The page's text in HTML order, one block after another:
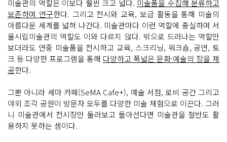
미술관의 역할은 이보다 훨씬 크고 넓다. 미술품을 수집해 분류하고
보존하며 연구한다. 그리고 전시와 교육, 보급 활동을 통해 미술의
아름다운 세계를 넓혀 나간다. 미술관마다 이런 역할에 충실하며 서
울시립미술관의 역할도 이와 다르지 않다. 밖으로 드러나는 역할만
보더라도 연중 미술품을 전시하고 교육, 스크리닝, 워크숍, 공연, 토
크 등 다양한 프로그램을 통해 다양하고 폭넓은 문화·예술의 장을 제
공한다.
그뿐 아니라 세마 카페(SeMA Cafe+), 예술 서점, 로비 공간 그리고
야외 조각 공원이 방문자 모두를 다양한 미술 체험으로 이끈다. 그러
니 미술관에서 전시장만 둘러보고 돌아선다면 미술관을 절반도 활
용하지 못하는 셈이다.